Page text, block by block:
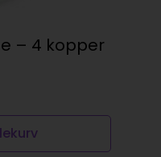
– 4 kopper